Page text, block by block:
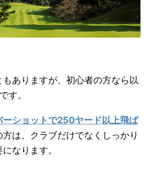
ありますが、初心者の方なら以
す。
ーショットで250ヤード以上飛ば
方は、クラブだけでなくしっかり
なります。